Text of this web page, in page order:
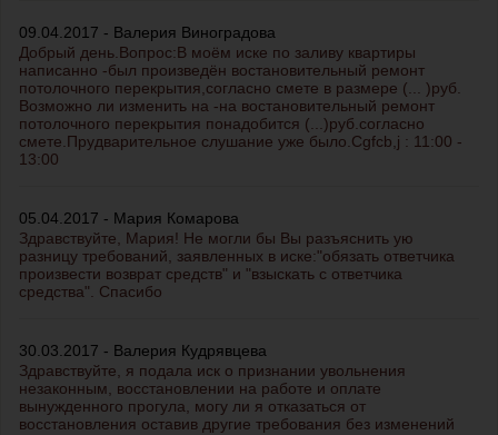
09.04.2017 - Валерия Виноградова
Добрый день.Вопрос:В моём иске по заливу квартиры
написанно -был произведён востановительный ремонт
потолочного перекрытия,согласно смете в размере (... )руб.
Возможно ли изменить на -на востановительный ремонт
потолочного перекрытия понадобится (...)руб.согласно
смете.Прудварительное слушание уже было.Cgfcb,j : 11:00 -
13:00
05.04.2017 - Мария Комарова
Здравствуйте, Мария! Не могли бы Вы разъяснить ую
разницу требований, заявленных в иске:"обязать ответчика
произвести возврат средств" и "взыскать с ответчика
средства". Спасибо
30.03.2017 - Валерия Кудрявцева
Здравствуйте, я подала иск о признании увольнения
незаконным, восстановлении на работе и оплате
вынужденного прогула, могу ли я отказаться от
восстановления оставив другие требования без изменений